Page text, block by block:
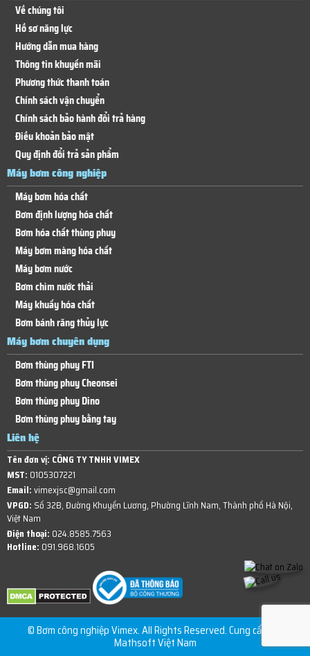
Về chúng tôi
Hồ sơ năng lực
Hướng dẫn mua hàng
Thông tin khuyến mãi
Phương thức thanh toán
Chính sách vận chuyển
Chính sách bảo hành đổi trả hàng
Điều khoản bảo mật
Quy định đổi trả sản phẩm
Máy bơm công nghiệp
Máy bơm hóa chất
Bơm định lượng hóa chất
Bơm hóa chất thùng phuy
Máy bơm màng hóa chất
Máy bơm nước
Bơm chìm nước thải
Máy khuấy hóa chất
Bơm bánh răng thủy lực
Máy bơm chuyên dụng
Bơm thùng phuy FTI
Bơm thùng phuy Cheonsei
Bơm thùng phuy Dino
Bơm thùng phuy bằng tay
Liên hệ
Tên đơn vị: CÔNG TY TNHH VIMEX
MST: 0105307221
Email:vimexjsc@gmail.com
VPGD: Số 32B, Đường Khuyến Lương, Phường Lĩnh Nam, Thành phố Hà Nội,
Việt Nam
Điện thoại: 024.8585.7563
Hotline: 091.968.1605
© Bơm công nghiệp Vimex. All Rights Reserved. Cung cấp bởi
Mathsoft Việt Nam